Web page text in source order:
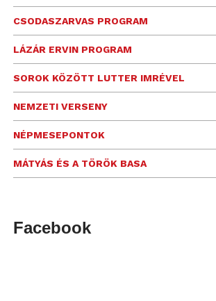
CSODASZARVAS PROGRAM
LÁZÁR ERVIN PROGRAM
SOROK KÖZÖTT LUTTER IMRÉVEL
NEMZETI VERSENY
NÉPMESEPONTOK
MÁTYÁS ÉS A TÖRÖK BASA
Facebook